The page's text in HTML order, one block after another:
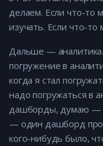
делаем. Если что-то
изучать. Если что-
Дальше —
погружение в
когда я стал
надо погружаться в
дашборды, думаю —
— один дашборд
кого-нибудь было,